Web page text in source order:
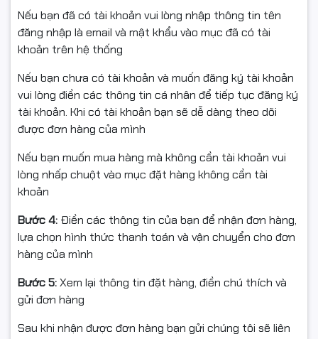
Không chỉ mạnh mẽ, E-Dra EK315X Black + Gray
còn
gây ấn tượng với đèn nền LED Rainbow xuyên keycap
giúp bàn phím luôn nổi bật trong mọi điều kiện ánh
Dù không phải RGB, nhưng hiệu ứng ánh sáng được
chia vùng hợp lý, tạo nên không gian làm việc hoặc
chơi game sống động và đậm chất công nghệ.
🧩
Keycap ABS xuyên LED
– Gõ rõ ràng, cảm giác êm
tay
Bàn phím sử dụngkeycap ABS xuyên LED, cho ánh
sáng đều và rực rỡ. Lớp phủ mịn, cảm giác phím lõm
Vật liệu ABS cũng giúp bàn phím có độ mượt cao, thích
hợp cho người mới bắt đầu làm quen với bàn phím cơ
hoặc yêu cầu tính thẩm mỹ cao khi sử dụng ban đêm.
Nếu bạn đã có tài khoản vui lòng nhập thông tin tên
đăng nhập là email và mật khẩu vào mục đã có tài
khoản trên hệ thống
Nếu bạn chưa có tài khoản và muốn đăng ký tài khoản
vui lòng điền các thông tin cá nhân để tiếp tục đăng ký
tài khoản. Khi có tài khoản bạn sẽ dễ dàng theo dõi
được đơn hàng của mình
Nếu bạn muốn mua hàng mà không cần tài khoản vui
lòng nhấp chuột vào mục đặt hàng không cần tài
khoản
Bước 4: Điền các thông tin của bạn để nhận đơn hàng,
lựa chọn hình thức thanh toán và vận chuyển cho đơn
hàng của mình
Bước 5:Xem lại thông tin đặt hàng, điền chú thích và
gửi đơn hàng
Sau khi nhận được đơn hàng bạn gửi chúng tôi sẽ liên